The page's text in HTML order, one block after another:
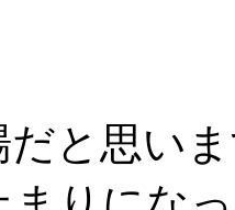
だと思い